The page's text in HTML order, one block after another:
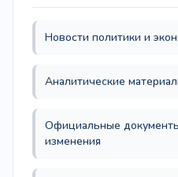
Новости политики и
Аналитические
Официальные
изменения